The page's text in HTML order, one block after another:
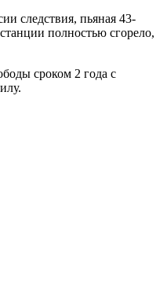
следствия, пьяная 43-
полностью сгорело,
сроком 2 года с